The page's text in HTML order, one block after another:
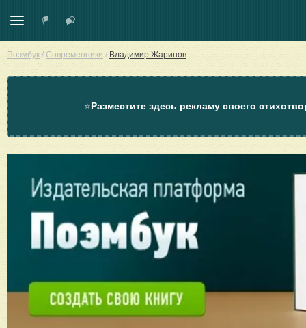
Поэмбук / Современники / Владимир Жаринов
⭐Разместите здесь рекламу своего